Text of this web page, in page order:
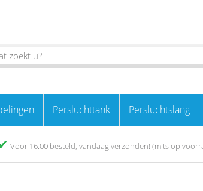
Persluchttank Persluchtslang
Voor 16.00 besteld, vandaag verzonden! (mits op